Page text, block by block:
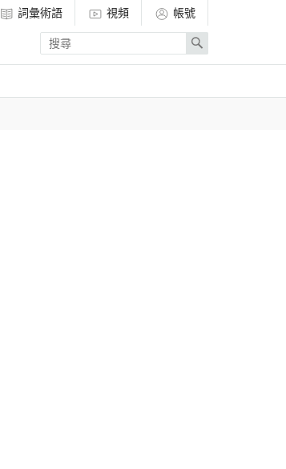
詞彙術語 視頻
帳號
Enter
search
term
Search